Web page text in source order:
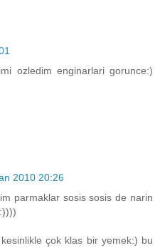
ozledim enginarlari gorunce:)
2010 20:26
parmaklar sosis sosis de narin
çok klas bir yemek:) bu